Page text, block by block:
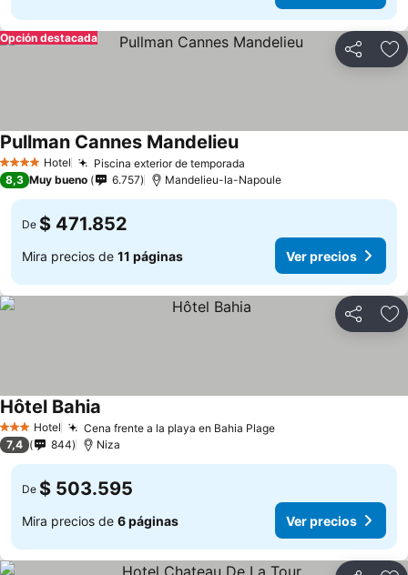
Compartir
Opción destacada
4 EstrellasHotel Piscina exterior de temporada
Pullman Cannes Mandelieu
8,3 Muy bueno 6.757 Mandelieu-la-Napoule
De $ 471.852
Mira precios de 11 páginas Ver precios
Compartir
3 Estrellas
Hotel Cena frente a la playa en Bahia Plage
Hôtel Bahia
7,4 844 Niza
De $ 503.595
Mira precios de 6 páginas Ver precios